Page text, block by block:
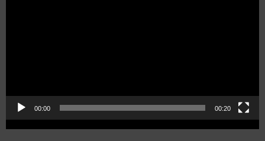
00:00 00:20